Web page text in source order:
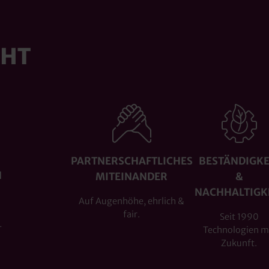
PARTNERSCHAFTLICHES
MITEINANDER
Auf Augenhöhe, ehrlich &
fair.
&
Seit 1990
Technologien
Zukunft.